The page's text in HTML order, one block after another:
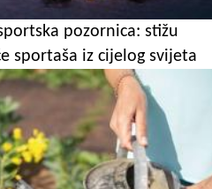
pozornica: stižu
sportaša iz cijelog svijeta